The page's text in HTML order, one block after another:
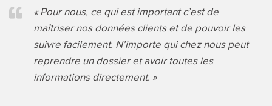
« Pour nous, ce qui est important c’est de
maîtriser nos données clients et de pouvoir les
suivre facilement. N’importe qui chez nous peut
reprendre un dossier et avoir toutes les
informations directement. »